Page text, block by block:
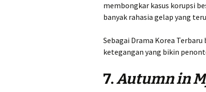
membongkar kasus korupsi
banyak rahasia gelap yang
Sebagai Drama Korea
ketegangan yang bikin
7.Autumn in